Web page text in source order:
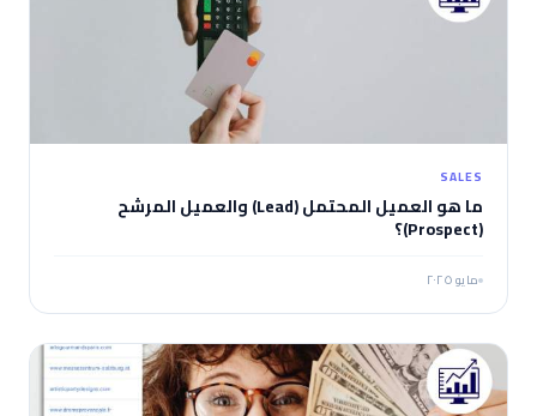
SALES
ما هو العميل المحتمل (Lead) والعميل المرشح
(Prospect)؟
مايو ٢٠٢٥